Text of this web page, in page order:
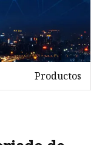
Productos